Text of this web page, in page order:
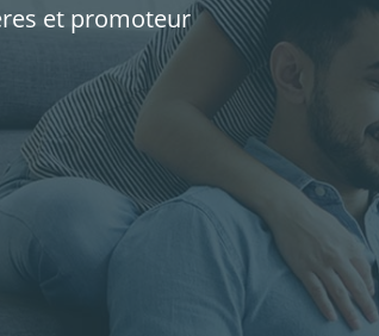
et promoteur
BIEN
Budget